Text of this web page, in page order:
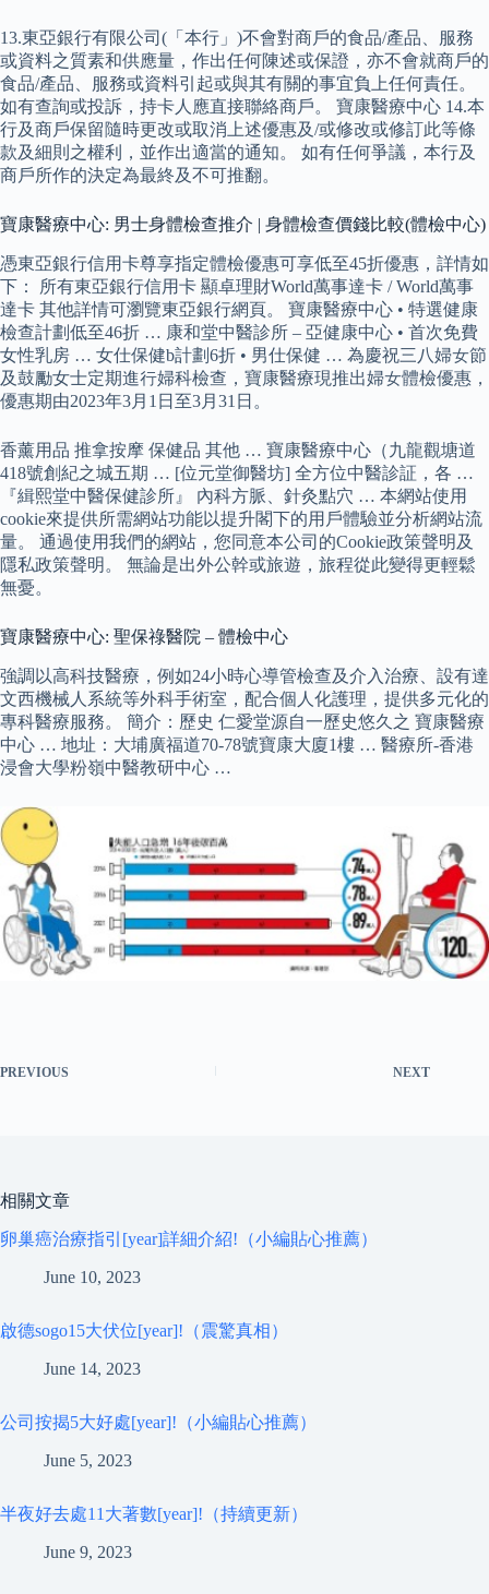
13.東亞銀行有限公司(「本行」)不會對商戶的食品/產品、服務
或資料之質素和供應量，作出任何陳述或保證，亦不會就商戶的
食品/產品、服務或資料引起或與其有關的事宜負上任何責任。
如有查詢或投訴，持卡人應直接聯絡商戶。 寶康醫療中心 14.本
行及商戶保留隨時更改或取消上述優惠及/或修改或修訂此等條
款及細則之權利，並作出適當的通知。 如有任何爭議，本行及
商戶所作的決定為最終及不可推翻。
寶康醫療中心: 男士身體檢查推介 | 身體檢查價錢比較(體檢中心)
憑東亞銀行信用卡尊享指定體檢優惠可享低至45折優惠，詳情如
下： 所有東亞銀行信用卡 顯卓理財World萬事達卡 / World萬事
達卡 其他詳情可瀏覽東亞銀行網頁。 寶康醫療中心 • 特選健康
檢查計劃低至46折 … 康和堂中醫診所 – 亞健康中心 • 首次免費
女性乳房 … 女仕保健b計劃6折 • 男仕保健 … 為慶祝三八婦女節
及鼓勵女士定期進行婦科檢查，寶康醫療現推出婦女體檢優惠，
優惠期由2023年3月1日至3月31日。
香薰用品 推拿按摩 保健品 其他 … 寶康醫療中心（九龍觀塘道
418號創紀之城五期 … [位元堂御醫坊] 全方位中醫診証，各 …
『緝熙堂中醫保健診所』 內科方脈、針灸點穴 … 本網站使用
cookie來提供所需網站功能以提升閣下的用戶體驗並分析網站流
量。 通過使用我們的網站，您同意本公司的Cookie政策聲明及
隱私政策聲明。 無論是出外公幹或旅遊，旅程從此變得更輕鬆
無憂。
寶康醫療中心: 聖保祿醫院 – 體檢中心
強調以高科技醫療，例如24小時心導管檢查及介入治療、設有達
文西機械人系統等外科手術室，配合個人化護理，提供多元化的
專科醫療服務。 簡介：歷史 仁愛堂源自一歷史悠久之 寶康醫療
中心 … 地址：大埔廣福道70-78號寶康大廈1樓 … 醫療所-香港
浸會大學粉嶺中醫教研中心 …
PREVIOUS NEXT
相關文章
卵巢癌治療指引[year]詳細介紹!（小編貼心推薦）
June 10, 2023
啟德sogo15大伏位[year]!（震驚真相）
June 14, 2023
公司按揭5大好處[year]!（小編貼心推薦）
June 5, 2023
半夜好去處11大著數[year]!（持續更新）
June 9, 2023